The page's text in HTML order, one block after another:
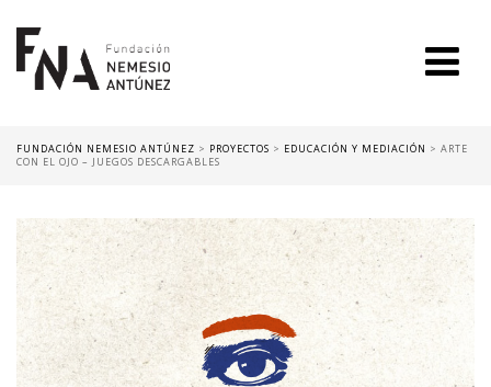
FUNDACIÓN NEMESIO ANTÚNEZ > PROYECTOS > EDUCACIÓN Y MEDIACIÓN > ARTE
CON EL OJO – JUEGOS DESCARGABLES